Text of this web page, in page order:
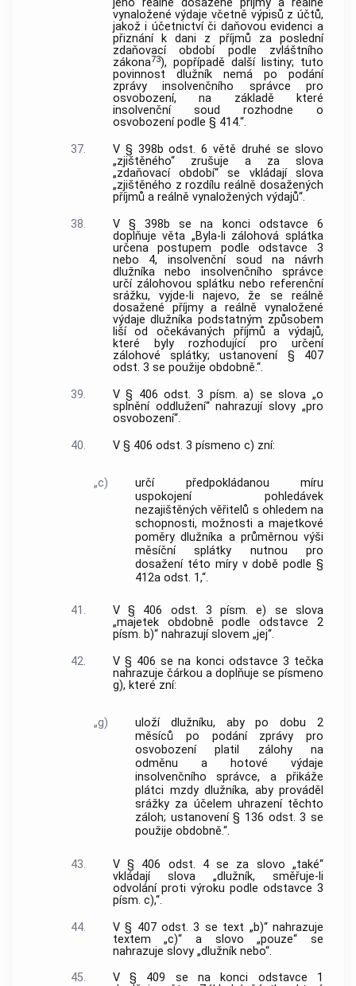
jeho reálně dosažené příjmy a reálně
vynaložené výdaje včetně výpisů z účtů,
jakož i účetnictví či daňovou evidenci a
přiznání k dani z příjmů za poslední
zdaňovací období podle zvláštního
zákona73), popřípadě další listiny; tuto
povinnost dlužník nemá po podání
zprávy insolvenčního správce pro
osvobození, na základě které
insolvenční soud rozhodne o
osvobození podle § 414.“.
37.
V § 398b odst. 6 větě druhé se slovo
„zjištěného“ zrušuje a za slova
„zdaňovací období“ se vkládají slova
„zjištěného z rozdílu reálně dosažených
příjmů a reálně vynaložených výdajů“.
38.
V § 398b se na konci odstavce 6
doplňuje věta „Byla-li zálohová splátka
určena postupem podle odstavce 3
nebo 4, insolvenční soud na návrh
dlužníka nebo insolvenčního správce
určí zálohovou splátku nebo referenční
srážku, vyjde-li najevo, že se reálně
dosažené příjmy a reálně vynaložené
výdaje dlužníka podstatným způsobem
liší od očekávaných příjmů a výdajů,
které byly rozhodující pro určení
zálohové splátky; ustanovení § 407
odst. 3 se použije obdobně.“.
39.
V § 406 odst. 3 písm. a) se slova „o
splnění oddlužení“ nahrazují slovy „pro
osvobození“.
40.
V § 406 odst. 3 písmeno c) zní:
„c)
určí předpokládanou míru
uspokojení pohledávek
nezajištěných věřitelů s ohledem na
schopnosti, možnosti a majetkové
poměry dlužníka a průměrnou výši
měsíční splátky nutnou pro
dosažení této míry v době podle §
412a odst. 1,“.
41.
V § 406 odst. 3 písm. e) se slova
„majetek obdobně podle odstavce 2
písm. b)“ nahrazují slovem „jej“.
42.
V § 406 se na konci odstavce 3 tečka
nahrazuje čárkou a doplňuje se písmeno
g), které zní:
„g)
uloží dlužníku, aby po dobu 2
měsíců po podání zprávy pro
osvobození platil zálohy na
odměnu a hotové výdaje
insolvenčního správce, a přikáže
plátci mzdy dlužníka, aby prováděl
srážky za účelem uhrazení těchto
záloh; ustanovení § 136 odst. 3 se
použije obdobně.“.
43.
V § 406 odst. 4 se za slovo „také“
vkládají slova „dlužník, směřuje-li
odvolání proti výroku podle odstavce 3
písm. c),“.
44.
V § 407 odst. 3 se text „b)“ nahrazuje
textem „c)“ a slovo „pouze“ se
nahrazuje slovy „dlužník nebo“.
45.
V § 409 se na konci odstavce 1